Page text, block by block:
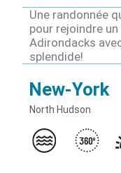
Une randonnée
pour rejoindre
Adirondacks
splendide!
New-York
North Hudson